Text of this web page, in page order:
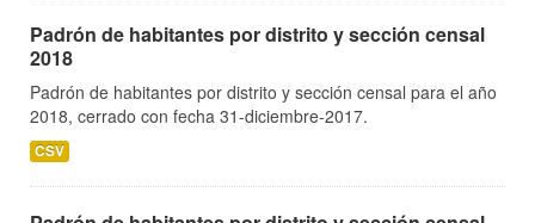
Padrón de habitantes por distrito y sección censal
2018
Padrón de habitantes por distrito y sección censal para el año
2018, cerrado con fecha 31-diciembre-2017.
CSV